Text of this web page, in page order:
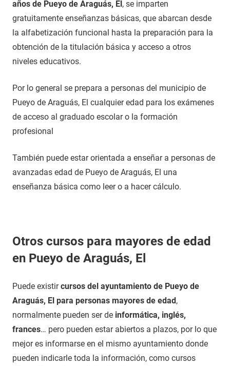
años de Pueyo de Araguás, El, se imparten
gratuitamente enseñanzas básicas, que abarcan desde
la alfabetización funcional hasta la preparación para la
obtención de la titulación básica y acceso a otros
niveles educativos.
Por lo general se prepara a personas del municipio de
Pueyo de Araguás, El cualquier edad para los exámenes
de acceso al graduado escolar o la formación
profesional
También puede estar orientada a enseñar a personas de
avanzadas edad de Pueyo de Araguás, El una
enseñanza básica como leer o a hacer cálculo.
Otros cursos para mayores de edad
en Pueyo de Araguás, El
Puede existircursos del ayuntamiento de Pueyo de
Araguás, El para personas mayores de edad,
normalmente pueden ser de informática, inglés,
frances… pero pueden estar abiertos a plazos, por lo que
mejor es informarse en el mismo ayuntamiento donde
pueden indicarle toda la información, como cursos